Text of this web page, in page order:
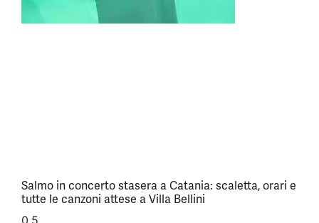
Salmo in concerto stasera a Catania: scaletta, orari e
tutte le canzoni attese a Villa Bellini